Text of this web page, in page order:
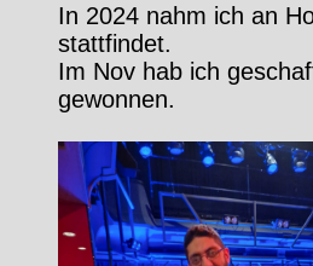
In 2024 nahm ich an
stattfindet.
Im Nov hab ich
gewonnen.